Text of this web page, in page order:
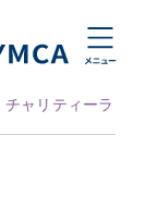
チャリティーラ